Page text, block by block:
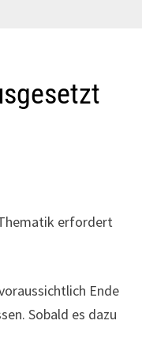
erfordert
Ende
Sobald es dazu